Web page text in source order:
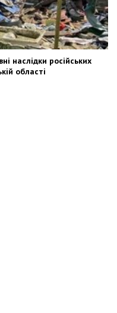
наслідки російських
області